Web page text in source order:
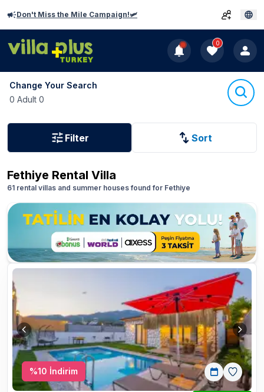
Don't Miss the Mile Campaign!🛩️
0
Change Your Search
0 Adult 0
Filter Sort
Fethiye Rental Villa
61 rental villas and summer houses found for Fethiye
%10 İndirim